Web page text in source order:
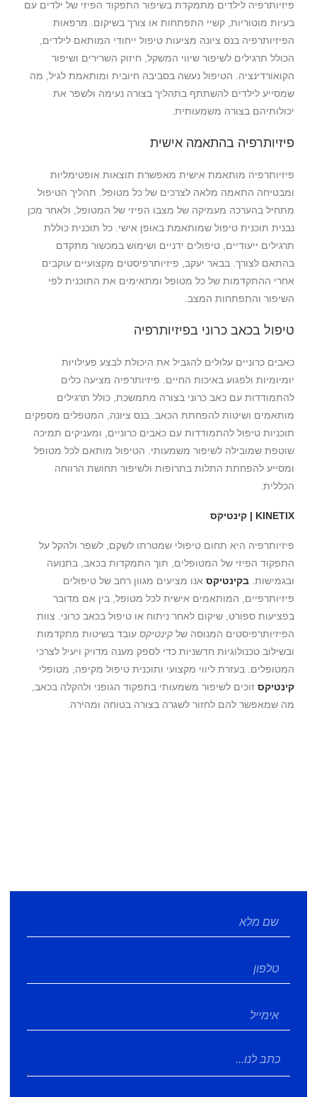
פיזיותרפיה לילדים מתמקדת בשיפור התפקוד הפיזי של ילדים עם
בעיות מוטוריות, קשיי התפתחות או צורך בשיקום. מרפאות
הפיזיותרפיה בנס ציונה מציעות טיפול ייחודי המותאם לילדים,
הכולל תרגילים לשיפור שיווי המשקל, חיזוק השרירים ושיפור
הקואורדינציה. הטיפול נעשה בסביבה חיובית ומותאמת לגיל, מה
שמסייע לילדים להשתתף בתהליך בצורה נעימה ולשפר את
יכולותיהם בצורה משמעותית.
פיזיותרפיה בהתאמה אישית
פיזיותרפיה מותאמת אישית מאפשרת תוצאות אופטימליות
ומבטיחה התאמה מלאה לצרכים של כל מטופל. תהליך הטיפול
מתחיל בהערכה מעמיקה של מצבו הפיזי של המטופל, ולאחר מכן
נבנית תוכנית טיפול שמותאמת באופן אישי. כל תוכנית כוללת
תרגילים ייעודיים, טיפולים ידניים ושימוש במכשור מתקדם
בהתאם לצורך. בבאר יעקב, פיזיותרפיסטים מקצועיים עוקבים
אחרי ההתקדמות של כל מטופל ומתאימים את התוכנית לפי
השיפור והתפתחות המצב.
טיפול בכאב כרוני בפיזיותרפיה
כאבים כרוניים עלולים להגביל את היכולת לבצע פעילויות
יומיומיות ולפגוע באיכות החיים. פיזיותרפיה מציעה כלים
להתמודדות עם כאב כרוני בצורה מתמשכת, כולל תרגילים
מותאמים ושיטות להפחתת הכאב. בנס ציונה, המטפלים מספקים
תוכניות טיפול להתמודדות עם כאבים כרוניים, ומעניקים תמיכה
שוטפת שמובילה לשיפור משמעותי. הטיפול מותאם לכל מטופל
ומסייע להפחתת התלות בתרופות ולשיפור תחושת הרווחה
הכללית.
KINETIX | קינטיקס
פיזיותרפיה היא תחום טיפולי שמטרתו לשקם, לשפר ולהקל על
התפקוד הפיזי של המטופלים, תוך התמקדות בכאב, בתנועה
ובגמישות.בקינטיקס אנו מציעים מגוון רחב של טיפולים
פיזיותרפיים, המותאמים אישית לכל מטופל, בין אם מדובר
בפציעות ספורט, שיקום לאחר ניתוח או טיפול בכאב כרוני. צוות
הפיזיותרפיסטים המנוסה שלקינטיקס עובד בשיטות מתקדמות
ובשילוב טכנולוגיות חדשניות כדי לספק מענה מדויק ויעיל לצרכי
המטופלים. בעזרת ליווי מקצועי ותוכנית טיפול מקיפה, מטופלי
קינטיקס זוכים לשיפור משמעותי בתפקוד הגופני ולהקלה בכאב,
מה שמאפשר להם לחזור לשגרה בצורה בטוחה ומהירה.